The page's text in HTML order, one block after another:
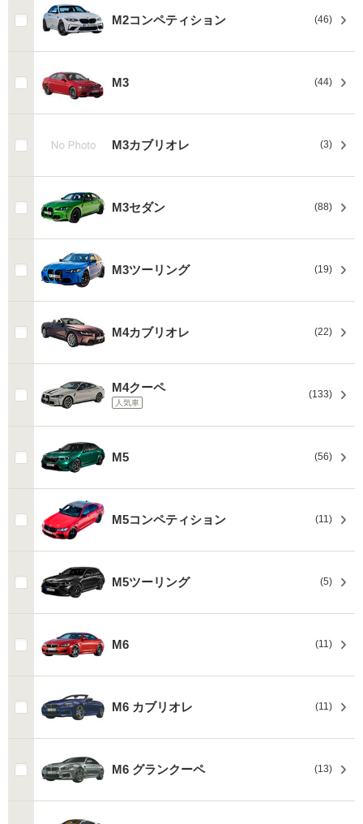
M2コンペティション (46)
M3 (44)
M3カブリオレ (3)
M3セダン (88)
M3ツーリング (19)
M4カブリオレ (22)
M4クーペ
人気車
(133)
M5 (56)
M5コンペティション (11)
M5ツーリング (5)
M6 (11)
M6 カブリオレ (11)
M6 グランクーペ (13)